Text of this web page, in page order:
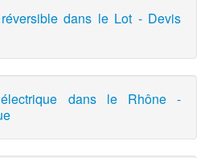
dans le Lot - Devis
dans le Rhône -